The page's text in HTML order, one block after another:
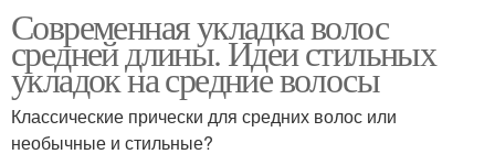
Современная укладка волос
средней длины. Идеи стильных
укладок на средние волосы
Классические прически для средних волос или
необычные и стильные?